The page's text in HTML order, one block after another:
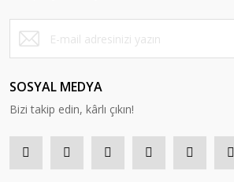
SOSYAL MEDYA
Bizi takip edin, kârlı çıkın!